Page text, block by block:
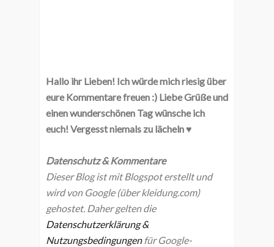
Hallo ihr Lieben! Ich würde mich riesig über
eure Kommentare freuen :) Liebe Grüße und
einen wunderschönen Tag wünsche ich
euch! Vergesst niemals zu lächeln ♥
Datenschutz & Kommentare
Dieser Blog ist mit Blogspot erstellt und
wird von Google (über kleidung.com)
gehostet. Daher gelten die
Datenschutzerklärung &
Nutzungsbedingungenfür Google-